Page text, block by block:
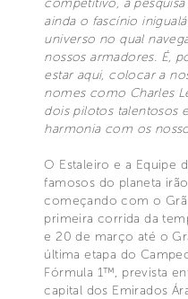
ainda o fascínio
universo no qual
nossos armadores. É,
estar aqui, colocar a
nomes como Charles
dois pilotos talentosos
harmonia com os
O Estaleiro e a Equipe
famosos do planeta
começando com o
primeira corrida da
e 20 de março até o
última etapa do
Fórmula 1™, prevista
capital dos Emirados